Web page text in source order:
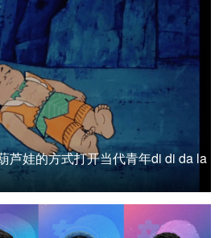
芦娃的方式打开当代青年di di da la